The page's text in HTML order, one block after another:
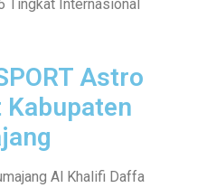
Tingkat Internasional
Astro
Kabupaten
Al Khalifi Daffa